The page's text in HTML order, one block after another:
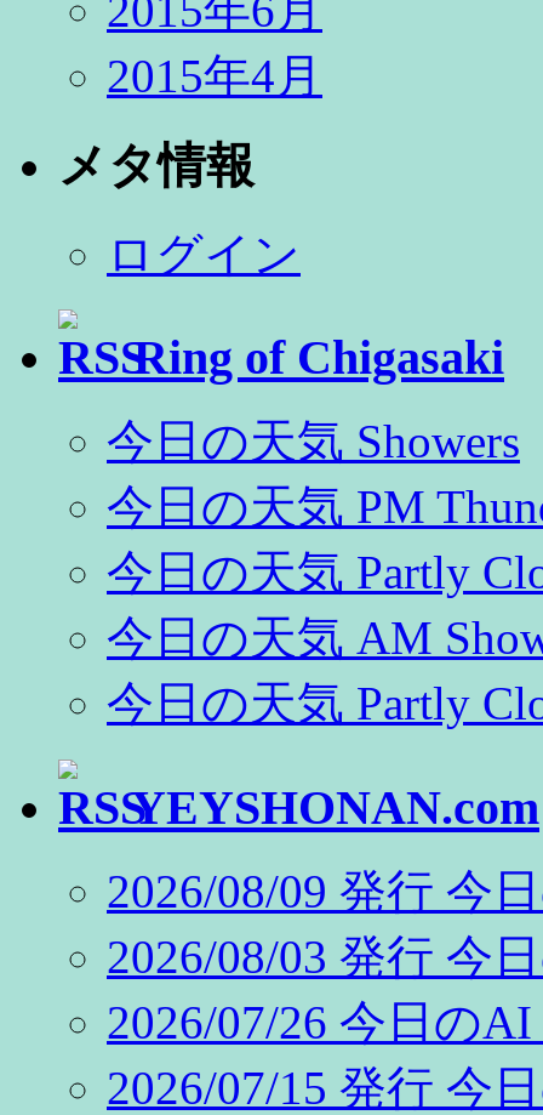
2015年6月
2015年4月
メタ情報
ログイン
Ring of Chigasaki
今日の天気 Showers
今日の天気 PM
今日の天気 Partly
今日の天気 AM
今日の天気 Partly
YEYSHONAN.com
2026/08/09 発行 今
2026/08/03 発行 今
2026/07/26 今日のAI
2026/07/15 発行 今